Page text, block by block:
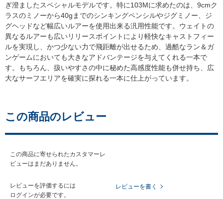
ぎ澄ましたスペシャルモデルです。特に103Mに求めたのは、9cmク
ラスのミノーから40gまでのシンキングペンシルやジグミノー、ジ
グヘッドなど幅広いルアーを使用出来る汎用性能です。ウェイトの
異なるルアーも広いリリースポイントにより軽快なキャストフィー
ルを実現し、かつ少ない力で飛距離が出せるため、過酷なラン＆ガ
ンゲームにおいても大きなアドバンテージを与えてくれる一本で
す。もちろん、扱いやすさの中に秘めた高感度性能も併せ持ち、広
大なサーフエリアを確実に探れる一本に仕上がっています。
この商品のレビュー
この商品に寄せられたカスタマーレ
ビューはまだありません。
レビューを評価するには
ログインが必要です。
レビューを書く